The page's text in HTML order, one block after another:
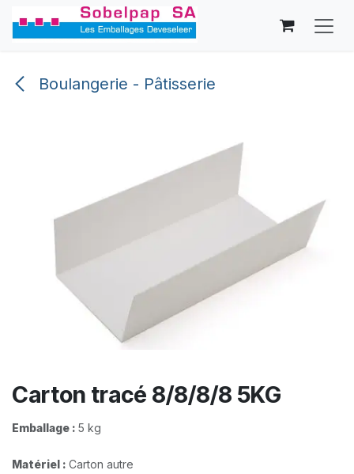
Se rendre au contenu
Boulangerie - Pâtisserie
Carton tracé 8/8/8/8 5KG
Emballage : 5 kg
Matériel : Carton autre